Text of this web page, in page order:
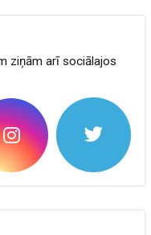
ziņām arī sociālajos